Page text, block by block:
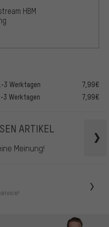
HBM
3 Werktagen
7,99€
3 Werktagen
7,99€
ARTIKEL
Meinung!